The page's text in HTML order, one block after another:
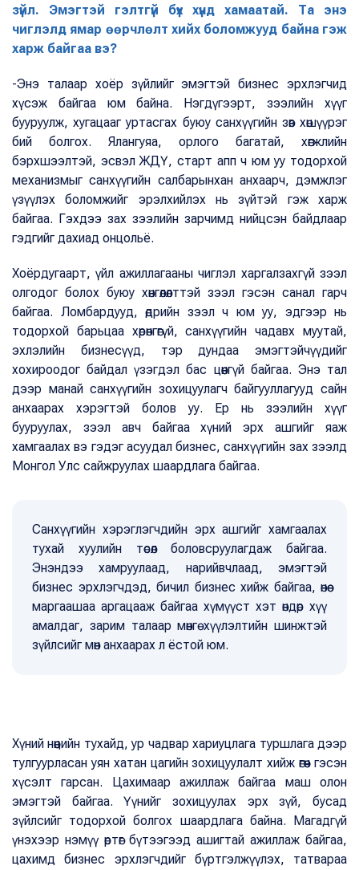
зүйл. Эмэгтэй гэлтгүй бүх хүнд хамаатай. Та энэ
чиглэлд ямар өөрчлөлт хийх боломжууд байна гэж
харж байгаа вэ?
-Энэ талаар хоёр зүйлийг эмэгтэй бизнес эрхлэгчид
хүсэж байгаа юм байна. Нэгдүгээрт, зээлийн хүүг
бууруулж, хугацааг уртасгах буюу санхүүгийн зөв хөшүүрэг
бий болгох. Ялангуяа, орлого багатай, хөгжлийн
бэрхшээлтэй, эсвэл ЖДҮ, старт апп ч юм уу тодорхой
механизмыг санхүүгийн салбарынхан анхаарч, дэмжлэг
үзүүлэх боломжийг эрэлхийлэх нь зүйтэй гэж харж
байгаа. Гэхдээ зах зээлийн зарчимд нийцсэн байдлаар
гэдгийг дахиад онцольё.
Хоёрдугаарт, үйл ажиллагааны чиглэл харгалзахгүй зээл
олгодог болох буюу хөнгөлөлттэй зээл гэсэн санал гарч
байгаа. Ломбардууд, өдрийн зээл ч юм уу, эдгээр нь
тодорхой барьцаа хөрөнгөгүй, санхүүгийн чадавх муутай,
эхлэлийн бизнесүүд, тэр дундаа эмэгтэйчүүдийг
хохироодог байдал үзэгдэл бас цөөнгүй байгаа. Энэ тал
дээр манай санхүүгийн зохицуулагч байгууллагууд сайн
анхаарах хэрэгтэй болов уу. Ер нь зээлийн хүүг
бууруулах, зээл авч байгаа хүний эрх ашгийг яаж
хамгаалах вэ гэдэг асуудал бизнес, санхүүгийн зах зээлд
Монгол Улс сайжруулах шаардлага байгаа.
Санхүүгийн хэрэглэгчдийн эрх ашгийг хамгаалах
тухай хуулийн төсөл боловсруулагдаж байгаа.
Энэндээ хамруулаад, нарийвчлаад, эмэгтэй
бизнес эрхлэгчдэд, бичил бизнес хийж байгаа, өнөө
маргаашаа аргацааж байгаа хүмүүст хэт өндөр хүү
амалдаг, зарим талаар мөнгө хүүлэлтийн шинжтэй
зүйлсийг мөн анхаарах л ёстой юм.
Хүний нөөцийн тухайд, ур чадвар хариуцлага туршлага дээр
тулгуурласан уян хатан цагийн зохицуулалт хийж өгөөч гэсэн
хүсэлт гарсан. Цахимаар ажиллаж байгаа маш олон
эмэгтэй байгаа. Үүнийг зохицуулах эрх зүй, бусад
зүйлсийг тодорхой болгох шаардлага байна. Магадгүй
үнэхээр нэмүү өртөг бүтээгээд ашигтай ажиллаж байгаа,
цахимд бизнес эрхлэгчдийг бүртгэлжүүлэх, татвараа